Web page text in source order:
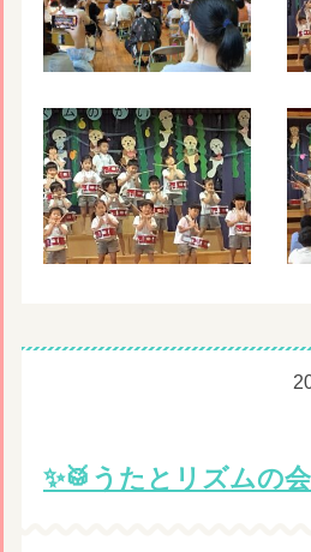
✨🥁うたとリズムの